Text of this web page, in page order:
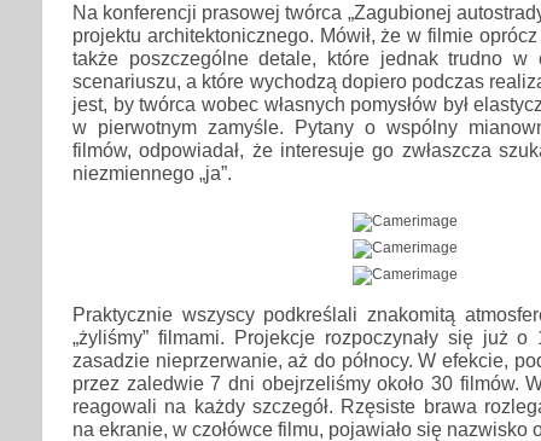
Na konferencji prasowej twórca „Zagubionej
projektu architektonicznego. Mówił, że w filmie
także poszczególne detale, które jednak trudno w
scenariuszu, a które wychodzą dopiero podczas
jest, by twórca wobec własnych pomysłów był
w pierwotnym zamyśle. Pytany o wspólny
filmów, odpowiadał, że interesuje go zwłaszcza
niezmiennego „ja”.
Praktycznie wszyscy podkreślali znakomitą
„żyliśmy” filmami. Projekcje rozpoczynały się już
zasadzie nieprzerwanie, aż do północy. W efekcie,
przez zaledwie 7 dni obejrzeliśmy około 30 filmów.
reagowali na każdy szczegół. Rzęsiste brawa
na ekranie, w czołówce filmu, pojawiało się nazwisko